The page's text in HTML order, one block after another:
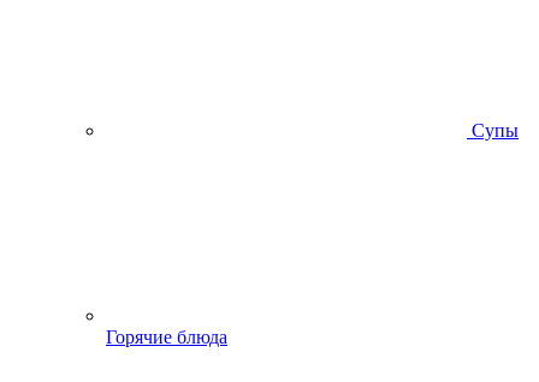
Супы
Горячие блюда